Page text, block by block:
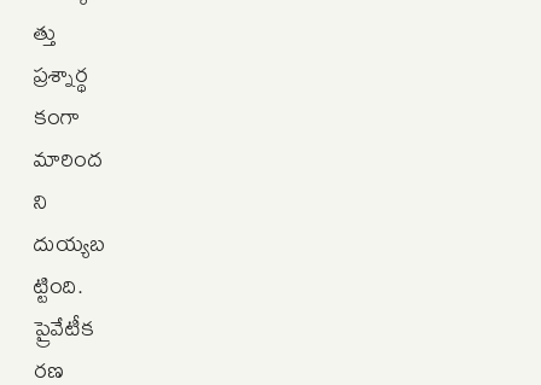
త్తు
ప్రశ్నార్థ
కంగా
మారింద
ని
దుయ్యబ
ట్టింది.
ప్రైవేటీక
రణ